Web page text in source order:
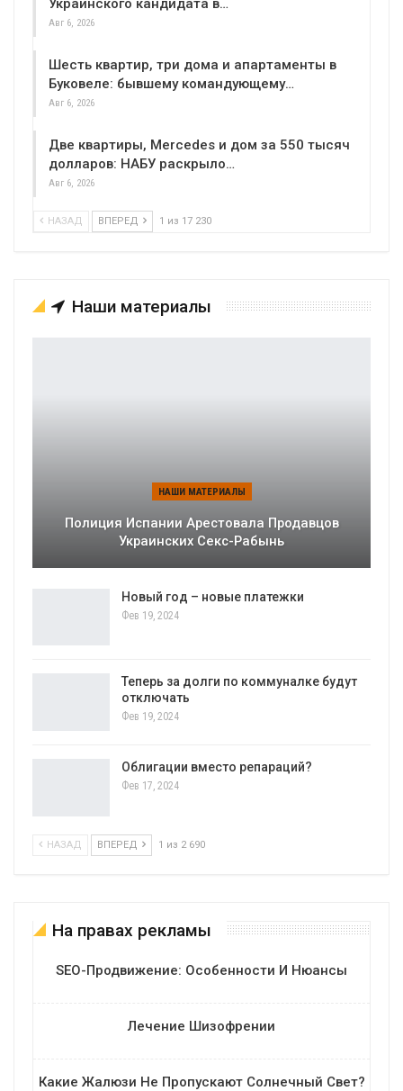
Украинского кандидата в…
Авг 6, 2026
Шесть квартир, три дома и апартаменты в
Буковеле: бывшему командующему…
Авг 6, 2026
Две квартиры, Mercedes и дом за 550 тысяч
долларов: НАБУ раскрыло…
Авг 6, 2026
НАЗАД ВПЕРЕД 1 из 17 230
Наши материалы
НАШИ МАТЕРИАЛЫ
Полиция Испании Арестовала Продавцов
Украинских Секс-Рабынь
Новый год – новые платежки
Фев 19, 2024
Теперь за долги по коммуналке будут
отключать
Фев 19, 2024
Облигации вместо репараций?
Фев 17, 2024
НАЗАД ВПЕРЕД 1 из 2 690
На правах рекламы
SEO-Продвижение: Особенности И Нюансы
Лечение Шизофрении
Какие Жалюзи Не Пропускают Солнечный Свет?